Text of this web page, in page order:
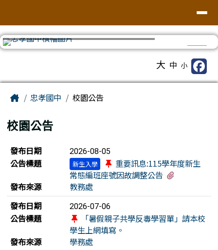
大 中 小
Home忠孝國中 校園公告
校園公告
新聞列表
發布日期 2026-08-05
公告標題 新生入學
重要訊息:115學年度新生
常態編班座號因故調整公告
發布來源
教務處
發布日期
2026-07-06
公告標題
「暑假親子共學反毒學習單」請本校
學生上網填寫。
發布來源
學務處